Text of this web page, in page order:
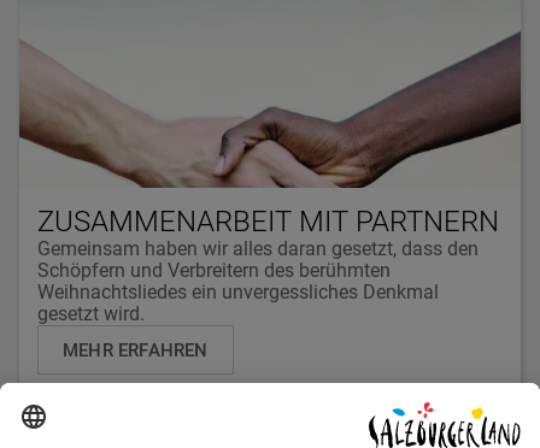
ZUSAMMENARBEIT MIT PARTNERN
Gemeinsam haben wir alles daran gesetzt, dass den
Schöpfern und Verbreitern des berühmten
Weihnachtsliedes ein unvergessliches Denkmal
gesetzt wird.
MEHR ERFAHREN